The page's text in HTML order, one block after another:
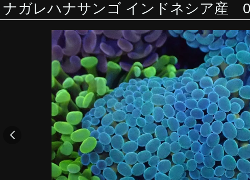
ナガレハナサンゴ インドネシア産